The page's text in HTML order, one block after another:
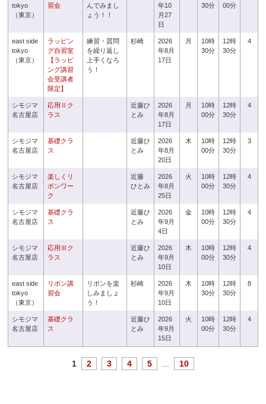
tokyo
（東京）
習会
んでみまし
ょう！！
年10
月27
日
30分
00分
east side
tokyo
（東京）
ラッピン
グ自習室
【ラッピ
ング講習
会受講者
限定】
練習・質問
を繰り返し
上手くなろ
う！
杉崎
2026
年8月
17日
月
10時
30分
12時
30分
4
シモジマ
名古屋店
応用Ⅱク
ラス
近藤ひ
とみ
2026
年8月
17日
月
10時
00分
12時
30分
4
シモジマ
名古屋店
基礎クラ
ス
近藤ひ
とみ
2026
年8月
20日
木
10時
00分
12時
30分
3
シモジマ
名古屋店
楽しくリ
ボンワー
ク
近藤
ひとみ
2026
年8月
25日
火
10時
00分
12時
30分
4
シモジマ
名古屋店
基礎クラ
ス
近藤ひ
とみ
2026
年9月
4日
金
10時
00分
12時
30分
4
シモジマ
名古屋店
応用Ⅲク
ラス
近藤ひ
とみ
2026
年9月
10日
木
10時
00分
12時
30分
4
east side
tokyo
（東京）
リボン講
習会
リボンを楽
しみましょ
う！
杉崎
2026
年9月
10日
木
10時
30分
12時
30分
8
シモジマ
名古屋店
基礎クラ
ス
近藤ひ
とみ
2026
年9月
15日
火
10時
00分
12時
30分
4
1 2 3 4 5 10